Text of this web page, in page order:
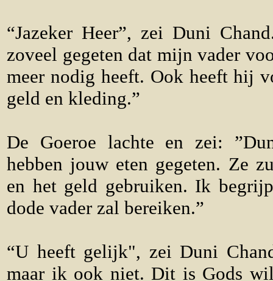
“Jazeker Heer”, zei Duni
zoveel gegeten dat mijn vader
meer nodig heeft. Ook heeft hij
geld en kleding.”
De Goeroe lachte en zei:
hebben jouw eten gegeten. Ze
en het geld gebruiken. Ik
dode vader zal bereiken.”
“U heeft gelijk", zei Duni
maar ik ook niet. Dit is Gods